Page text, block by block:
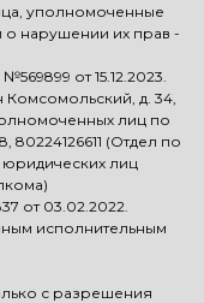
уполномоченные
о нарушении их прав -
от 15.12.2023.
д. 34,
лиц по
80224126611 (Отдел по
лиц
от 03.02.2022.
исполнительным
с разрешения